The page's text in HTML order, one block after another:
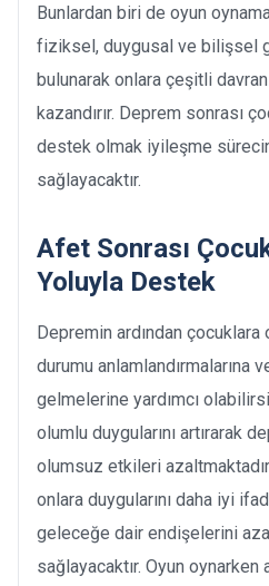
Bunlardan biri de oyun
fiziksel, duygusal ve bilişsel
bulunarak onlara çeşitli
kazandırır. Deprem sonrası
destek olmak iyileşme
sağlayacaktır.
Afet Sonrası
Yoluyla Destek
Depremin ardından çocuklara
durumu anlamlandırmalarına
gelmelerine yardımcı
olumlu duygularını artırarak
olumsuz etkileri
onlara duygularını daha iyi
geleceğe dair endişelerini
sağlayacaktır. Oyun oynarken